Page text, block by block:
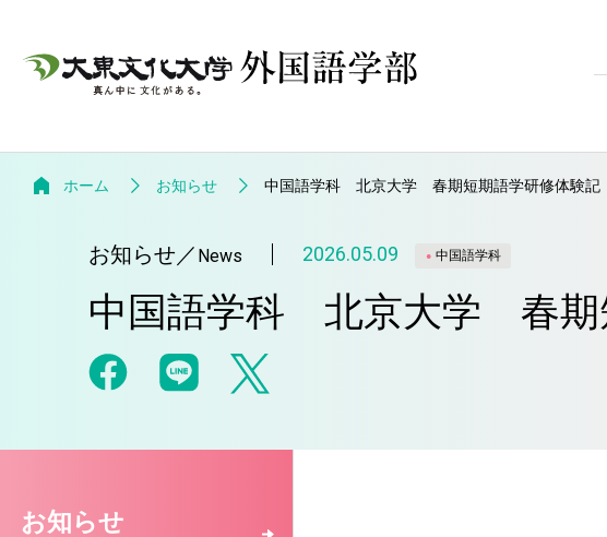
ホーム お知らせ 中国語学科 北京大学 春期短期語学研修体験記
お知らせ ／ News 2026.05.09 中国語学科
中国語学科 北京大学 春期
お知らせ